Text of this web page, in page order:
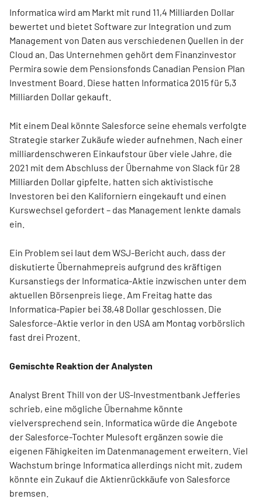
Informatica wird am Markt mit rund 11,4 Milliarden Dollar
bewertet und bietet Software zur Integration und zum
Management von Daten aus verschiedenen Quellen in der
Cloud an. Das Unternehmen gehört dem Finanzinvestor
Permira sowie dem Pensionsfonds Canadian Pension Plan
Investment Board. Diese hatten Informatica 2015 für 5,3
Milliarden Dollar gekauft.
Mit einem Deal könnte Salesforce seine ehemals verfolgte
Strategie starker Zukäufe wieder aufnehmen. Nach einer
milliardenschweren Einkaufstour über viele Jahre, die
2021 mit dem Abschluss der Übernahme von Slack für 28
Milliarden Dollar gipfelte, hatten sich aktivistische
Investoren bei den Kaliforniern eingekauft und einen
Kurswechsel gefordert – das Management lenkte damals
ein.
Ein Problem sei laut dem WSJ-Bericht auch, dass der
diskutierte Übernahmepreis aufgrund des kräftigen
Kursanstiegs der Informatica-Aktie inzwischen unter dem
aktuellen Börsenpreis liege. Am Freitag hatte das
Informatica-Papier bei 38,48 Dollar geschlossen. Die
Salesforce-Aktie verlor in den USA am Montag vorbörslich
fast drei Prozent.
Gemischte Reaktion der Analysten
Analyst Brent Thill von der US-Investmentbank Jefferies
schrieb, eine mögliche Übernahme könnte
vielversprechend sein. Informatica würde die Angebote
der Salesforce-Tochter Mulesoft ergänzen sowie die
eigenen Fähigkeiten im Datenmanagement erweitern. Viel
Wachstum bringe Informatica allerdings nicht mit, zudem
könnte ein Zukauf die Aktienrückkäufe von Salesforce
bremsen.